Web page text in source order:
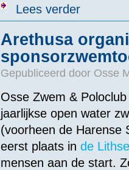
Lees verderover Een duik
Arethusa
Gepubliceerd door Osse
Osse Zwem &
jaarlijkse open water
(voorheen de Harense
eerst plaats in de
mensen aan de start.